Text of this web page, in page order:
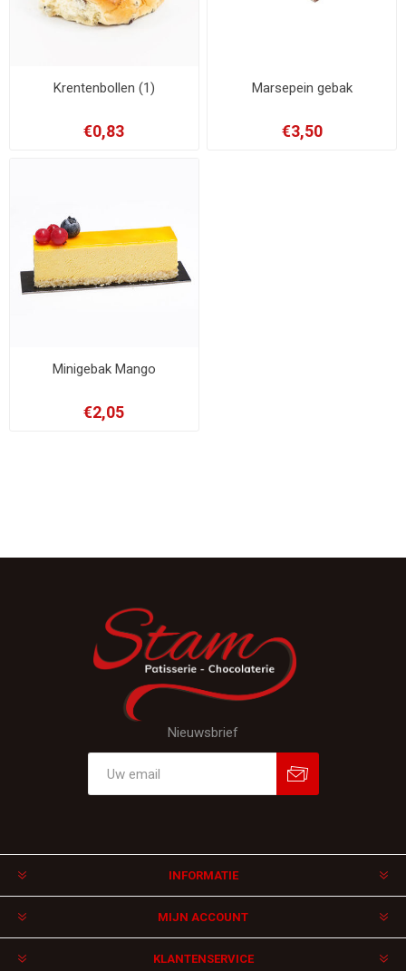
Krentenbollen (1)
€0,83
Marsepein gebak
€3,50
Minigebak Mango
€2,05
Nieuwsbrief
INFORMATIE
MIJN ACCOUNT
KLANTENSERVICE